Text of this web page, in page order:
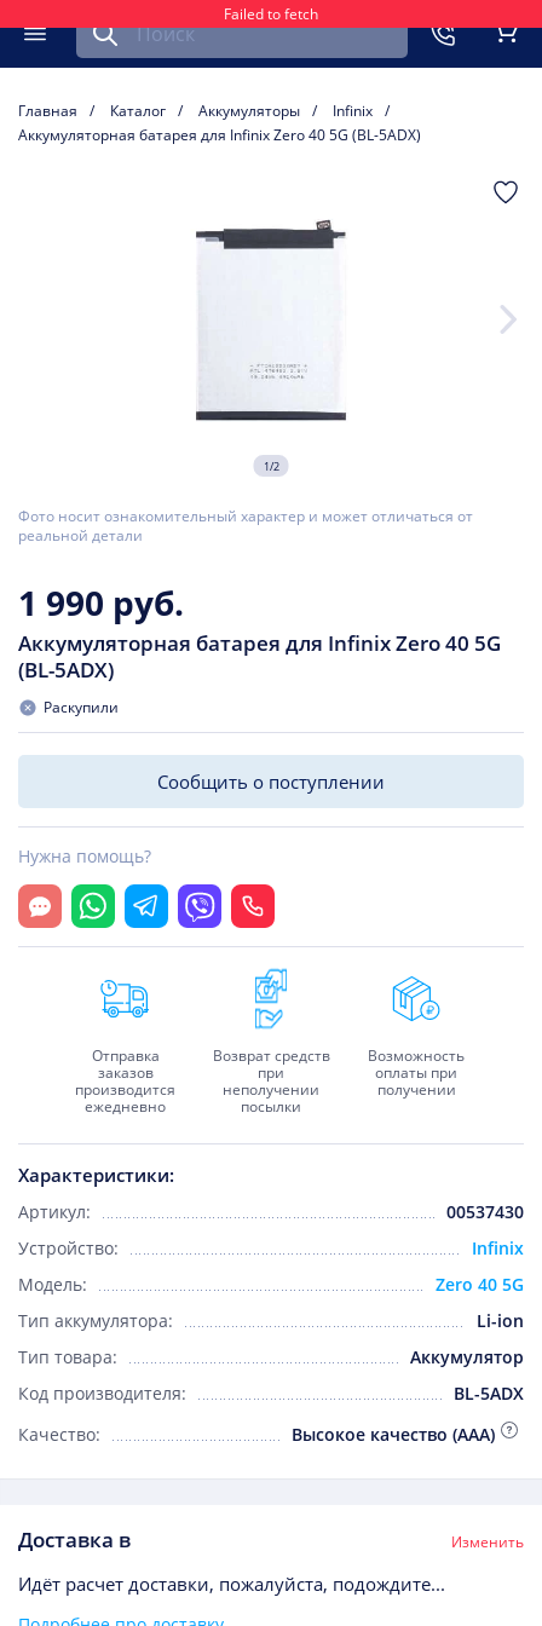
Failed to fetch
Меню
Найти запчасть для мобильного устройства
Главная Каталог Аккумуляторы
Infinix
Аккумуляторная батарея для Infinix Zero 40 5G (BL-5ADX)
1/2
Фото носит ознакомительный характер и может отличаться от
реальной детали
Характеристики:
Артикул:
00537430
Устройство:
Infinix
Модель:
Zero 40 5G
Тип аккумулятора:
Li-ion
Тип товара:
Аккумулятор
Код производителя:
BL-5ADX
Качество:
Высокое качество (AAA)
1 990 руб.
Аккумуляторная батарея для Infinix Zero 40 5G
(BL-5ADX)
Раскупили
Сообщить о поступлении
Нужна помощь?
Открыть чат
WhatsappTelegramViber Позвонить
Доставка в Изменить
Идёт расчет доставки, пожалуйста, подождите...
Отправка
заказов
производится
ежедневно
Возврат средств
при
неполучении
посылки
Возможность
оплаты при
получении